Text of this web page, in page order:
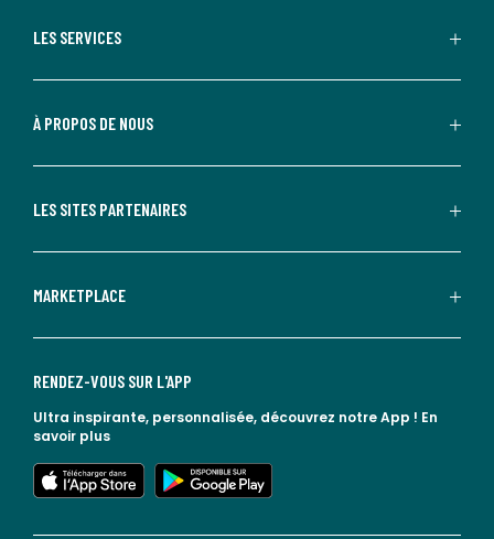
LES SERVICES
À PROPOS DE NOUS
LES SITES PARTENAIRES
MARKETPLACE
RENDEZ-VOUS SUR L'APP
Ultra inspirante, personnalisée, découvrez notre App ! En
savoir plus
lien vers l'app store
lien vers google play